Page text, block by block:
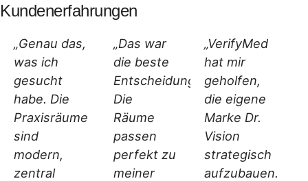
Kundenerfahrungen
„Genau das,
was ich
gesucht
habe. Die
Praxisräume
sind
modern,
zentral
„Das war
die beste
Entscheidung.
Die
Räume
passen
perfekt zu
meiner
„VerifyMed
hat mir
geholfen,
die eigene
Marke Dr.
Vision
strategisch
aufzubauen.